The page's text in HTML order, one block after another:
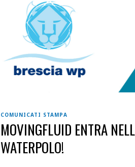
COMUNICATI STAMPA
MOVINGFLUID ENTRA
WATERPOLO!